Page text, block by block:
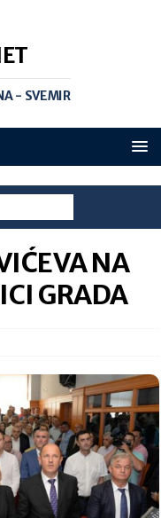
- SVEMIR
NA
GRADA